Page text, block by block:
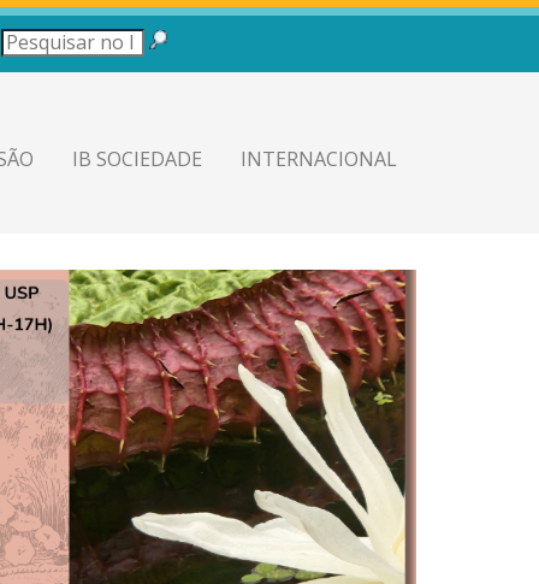
IB SOCIEDADE INTERNACIONAL